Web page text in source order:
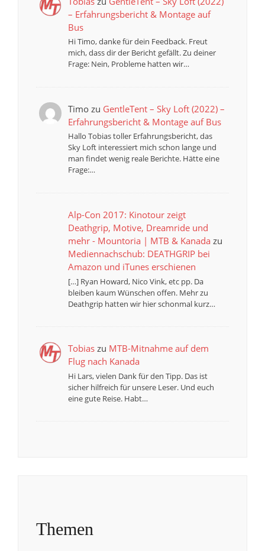
– Erfahrungsbericht & Montage auf
Bus
Hi Timo, danke für dein Feedback. Freut
mich, dass dir der Bericht gefällt. Zu deiner
Frage: Nein, Probleme hatten wir…
Timozu GentleTent – Sky Loft (2022) –
Erfahrungsbericht & Montage auf Bus
Hallo Tobias toller Erfahrungsbericht, das
Sky Loft interessiert mich schon lange und
man findet wenig reale Berichte. Hätte eine
Frage:…
Alp-Con 2017: Kinotour zeigt
Deathgrip, Motive, Dreamride und
mehr - Mountoria | MTB & Kanadazu
Mediennachschub: DEATHGRIP bei
Amazon und iTunes erschienen
[…] Ryan Howard, Nico Vink, etc pp. Da
bleiben kaum Wünschen offen. Mehr zu
Deathgrip hatten wir hier schonmal kurz…
Tobiaszu MTB-Mitnahme auf dem
Flug nach Kanada
Hi Lars, vielen Dank für den Tipp. Das ist
sicher hilfreich für unsere Leser. Und euch
eine gute Reise. Habt…
Themen